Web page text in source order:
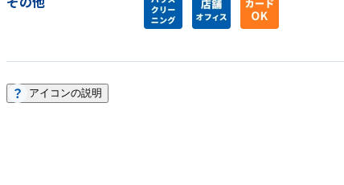
アイコンの説明